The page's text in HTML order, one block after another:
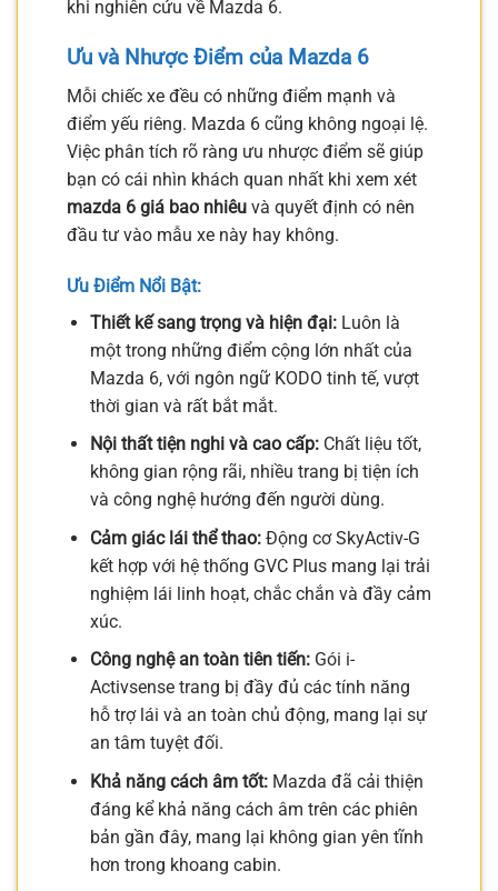
khi nghiên cứu về Mazda 6.
Ưu và Nhược Điểm của Mazda 6
Mỗi chiếc xe đều có những điểm mạnh và
điểm yếu riêng. Mazda 6 cũng không ngoại lệ.
Việc phân tích rõ ràng ưu nhược điểm sẽ giúp
bạn có cái nhìn khách quan nhất khi xem xét
mazda 6 giá bao nhiêu và quyết định có nên
đầu tư vào mẫu xe này hay không.
Ưu Điểm Nổi Bật:
Thiết kế sang trọng và hiện đại:Luôn là
một trong những điểm cộng lớn nhất của
Mazda 6, với ngôn ngữ KODO tinh tế, vượt
thời gian và rất bắt mắt.
Nội thất tiện nghi và cao cấp:Chất liệu tốt,
không gian rộng rãi, nhiều trang bị tiện ích
và công nghệ hướng đến người dùng.
Cảm giác lái thể thao:Động cơ SkyActiv-G
kết hợp với hệ thống GVC Plus mang lại trải
nghiệm lái linh hoạt, chắc chắn và đầy cảm
xúc.
Công nghệ an toàn tiên tiến:Gói i-
Activsense trang bị đầy đủ các tính năng
hỗ trợ lái và an toàn chủ động, mang lại sự
an tâm tuyệt đối.
Khả năng cách âm tốt:Mazda đã cải thiện
đáng kể khả năng cách âm trên các phiên
bản gần đây, mang lại không gian yên tĩnh
hơn trong khoang cabin.